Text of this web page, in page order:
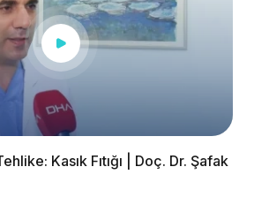
Kasık Fıtığı | Doç. Dr. Şafak